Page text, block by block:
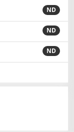
ND
ND
ND